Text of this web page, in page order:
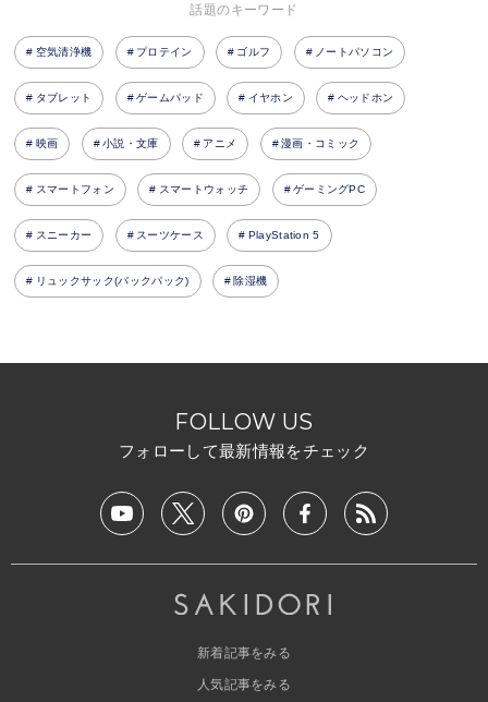
話題のキーワード
空気清浄機 プロテイン ゴルフ ノートパソコン
タブレット ゲームパッド イヤホン ヘッドホン
映画 小説・文庫 アニメ 漫画・コミック
スマートフォン スマートウォッチ ゲーミングPC
スニーカー スーツケース PlayStation 5
リュックサック(バックパック) 除湿機
FOLLOW US
フォローして最新情報をチェック
新着記事をみる
人気記事をみる